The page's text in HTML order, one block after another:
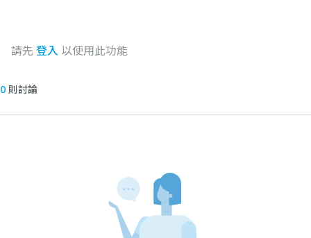
請先 登入 以使用此功能
0 則討論